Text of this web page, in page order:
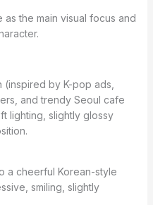
the main visual focus and
by K-pop ads,
and trendy Seoul cafe
lighting, slightly glossy
a cheerful Korean-style
smiling, slightly